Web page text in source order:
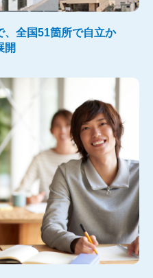
、全国51箇所で自立か
開